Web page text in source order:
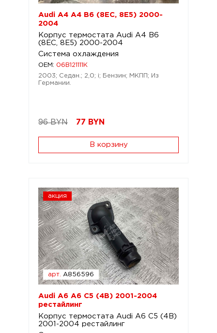
Audi A4 A4 B6 (8EC, 8E5) 2000-
2004
Корпус термостата Audi A4 B6
(8EC, 8E5) 2000-2004
Система охлаждения
OEM: 06B121111K
2003; Седан.; 2,0; i; Бензин; МКПП; Из
Германии.
96 BYN 77 BYN
В корзину
акция
арт. A856596
Audi A6 A6 C5 (4B) 2001-2004
рестайлинг
Корпус термостата Audi A6 C5 (4B)
2001-2004 рестайлинг